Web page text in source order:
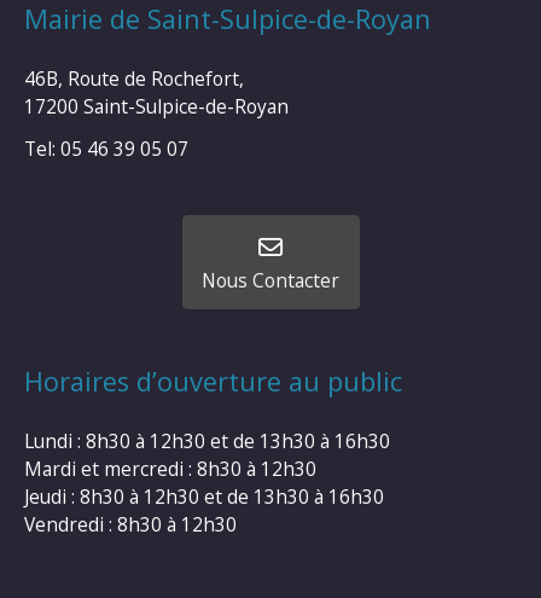
Mairie de Saint-Sulpice-de-Royan
46B, Route de Rochefort,
17200 Saint-Sulpice-de-Royan
Tel: 05 46 39 05 07
Nous Contacter
Horaires d’ouverture au public
Lundi : 8h30 à 12h30 et de 13h30 à 16h30
Mardi et mercredi : 8h30 à 12h30
Jeudi : 8h30 à 12h30 et de 13h30 à 16h30
Vendredi : 8h30 à 12h30